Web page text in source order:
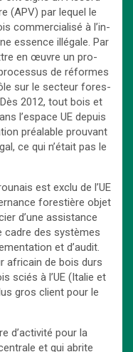
(APV) par le­quel le
com­mer­cia­li­sé à l’in­
es­sence illé­gale. Par
en œuvre un pro­
de ré­formes
sur le sec­teur fo­res­
2012, tout bois et
l’es­pace UE de­puis
préa­lable prou­vant
ce qui n’était pas le
est exclu de l’UE
fo­res­tière objet
d’une as­sis­tance
cadre des sys­tèmes
et d’audit.
afri­cain de bois durs
sciés à l’UE (Ita­lie et
gros client pour le
d’ac­ti­vi­té pour la
et qui abrite